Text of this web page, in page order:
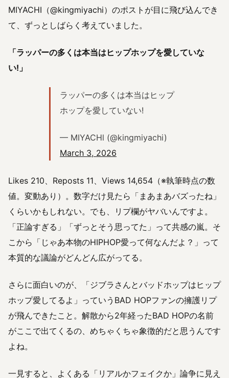
MIYACHI（@kingmiyachi）のポストが目に飛び込んでき
て、ずっとしばらく考えていました。
「ラッパーの多くは本当はヒップホップを愛していな
い!」
ラッパーの多くは本当はヒップ
ホップを愛していない!
— MIYACHl (@kingmiyachi)
March 3, 2026
Likes 210、Reposts 11、Views 14,654（※執筆時点の数
値。変動あり）。数字だけ見たら「まあまあバズったね」
くらいかもしれない。でも、リプ欄がヤバいんですよ。
「正論すぎる」「ずっとそう思ってた」って共感の嵐。そ
こから「じゃあ本物のHIPHOP愛って何なんだよ？」って
本質的な議論がどんどん広がってる。
さらに面白いのが、「ジブラさんとバッドホップはヒップ
ホップ愛してるよ」っていうBAD HOPファンの擁護リプ
が飛んできたこと。解散から2年経ったBAD HOPの名前
がここで出てくるの、めちゃくちゃ象徴的だと思うんです
よね。
一見すると、よくある「リアルかフェイクか」論争に見え